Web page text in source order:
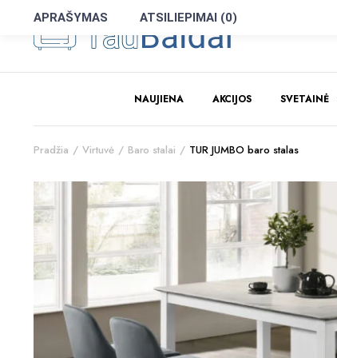
NAUJIENA AKCIJOS SVETAINĖ
Pradžia Virtuvė Baro stalai TUR JUMBO baro stalas
APRAŠYMAS ATSILIEPIMAI (0)